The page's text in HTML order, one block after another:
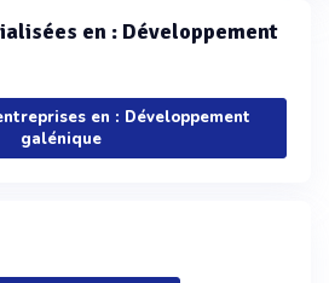
en : Développement
en : Développement
galénique